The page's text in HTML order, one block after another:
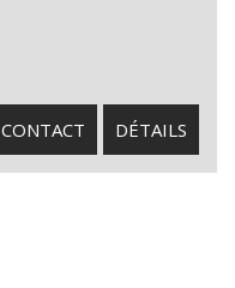
CONTACT DÉTAILS